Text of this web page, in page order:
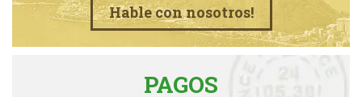
Hable con nosotros!
PAGOS